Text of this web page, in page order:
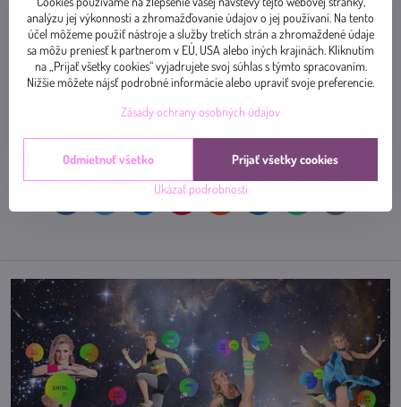
PS: Vypočujte si aj predchádzajúce epizódy, dozviete sa niečo zaujímavé
Diskusia
(0 komentárov)
mail
analýzu jej výkonnosti a zhromažďovanie údajov o jej používaní. Na tento
účel môžeme použiť nástroje a služby tretích strán a zhromaždené údaje
sa môžu preniesť k partnerom v EÚ, USA alebo iných krajinách. Kliknutím
na „Prijať všetky cookies“ vyjadrujete svoj súhlas s týmto spracovaním.
Nižšie môžete nájsť podrobné informácie alebo upraviť svoje preferencie.
Zásady ochrany osobných údajov
Ukázať podrobnosti
Prijať všetky cookies
Odmietnuť všetko